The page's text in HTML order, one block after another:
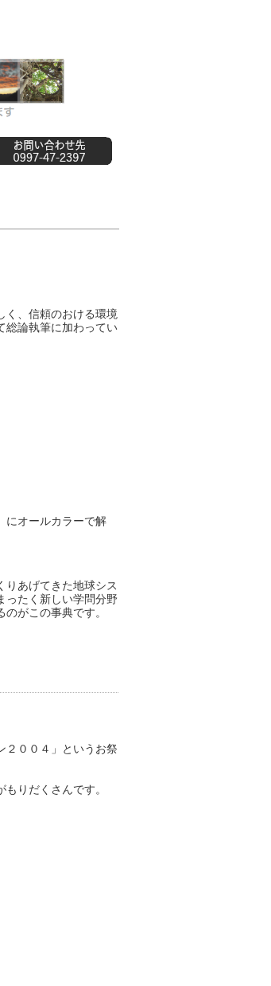
く、信頼のおける環境
総論執筆に加わってい
にオールカラーで解
りあげてきた地球シス
ったく新しい学問分野
がこの事典です。
２００４」というお祭
りだくさんです。